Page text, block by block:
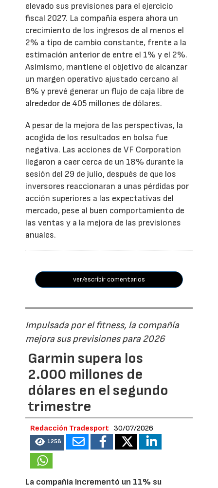
elevado sus previsiones para el ejercicio
fiscal 2027. La compañía espera ahora un
crecimiento de los ingresos de al menos el
2% a tipo de cambio constante, frente a la
estimación anterior de entre el 1% y el 2%.
Asimismo, mantiene el objetivo de alcanzar
un margen operativo ajustado cercano al
8% y prevé generar un flujo de caja libre de
alrededor de 405 millones de dólares.
A pesar de la mejora de las perspectivas, la
acogida de los resultados en bolsa fue
negativa. Las acciones de VF Corporation
llegaron a caer cerca de un 18% durante la
sesión del 29 de julio, después de que los
inversores reaccionaran a unas pérdidas por
acción superiores a las expectativas del
mercado, pese al buen comportamiento de
las ventas y a la mejora de las previsiones
anuales.
ver/escribir comentarios
Impulsada por el fitness, la compañía
mejora sus previsiones para 2026
Garmin supera los
2.000 millones de
dólares en el segundo
trimestre
Redacción Tradesport 30/07/2026
1258
La compañía incrementó un 11% su